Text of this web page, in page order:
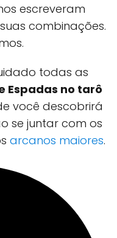
escreveram
combinações.
todas as
Espadas no tarô
você descobrirá
se juntar com os
arcanos maiores.